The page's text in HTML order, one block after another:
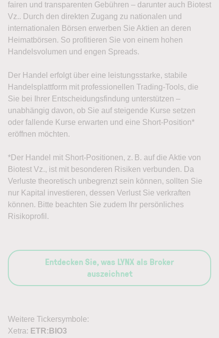
fairen und transparenten Gebühren – darunter auch Biotest
Vz.. Durch den direkten Zugang zu nationalen und
internationalen Börsen erwerben Sie Aktien an deren
Heimatbörsen. So profitieren Sie von einem hohen
Handelsvolumen und engen Spreads.
Der Handel erfolgt über eine leistungsstarke, stabile
Handelsplattform mit professionellen Trading-Tools, die
Sie bei Ihrer Entscheidungsfindung unterstützen –
unabhängig davon, ob Sie auf steigende Kurse setzen
oder fallende Kurse erwarten und eine Short-Position*
eröffnen möchten.
*Der Handel mit Short-Positionen, z. B. auf die Aktie von
Biotest Vz., ist mit besonderen Risiken verbunden. Da
Verluste theoretisch unbegrenzt sein können, sollten Sie
nur Kapital investieren, dessen Verlust Sie verkraften
können. Bitte beachten Sie zudem Ihr persönliches
Risikoprofil.
Entdecken Sie, was LYNX als Broker
auszeichnet
Weitere Tickersymbole:
Xetra: ETR:BIO3